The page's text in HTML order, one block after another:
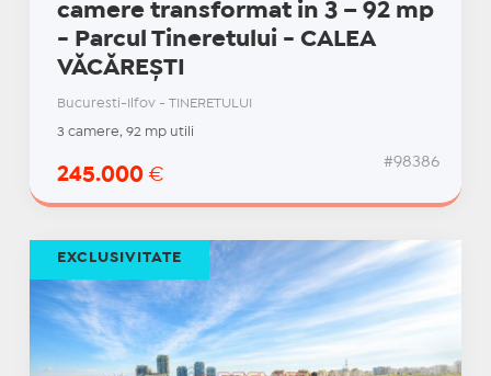
camere transformat in 3 – 92 mp
- Parcul Tineretului - CALEA
VĂCĂREȘTI
Bucuresti-Ilfov - TINERETULUI
3 camere, 92 mp utili
245.000 €
#98386
EXCLUSIVITATE